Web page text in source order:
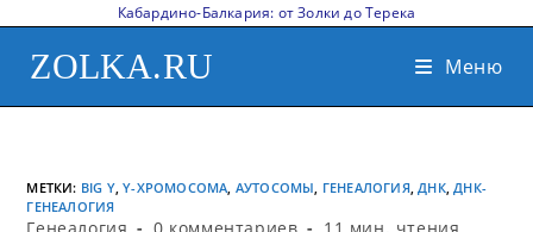
Кабардино-Балкария: от Золки до Терека
ZOLKA.RU Меню
МЕТКИ: BIG Y, Y-ХРОМОСОМА, АУТОСОМЫ, ГЕНЕАЛОГИЯ, ДНК, ДНК-
ГЕНЕАЛОГИЯ